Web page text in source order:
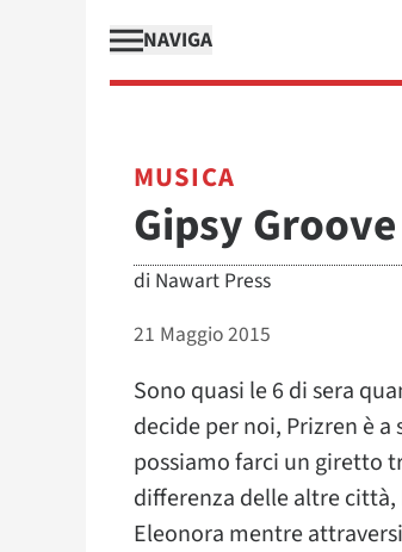
NAVIGA
MUSICA
Gipsy
di Nawart Press
21 Maggio 2015
Sono quasi le 6 di sera
decide per noi, Prizren è
possiamo farci un giretto
differenza delle altre città,
Eleonora mentre